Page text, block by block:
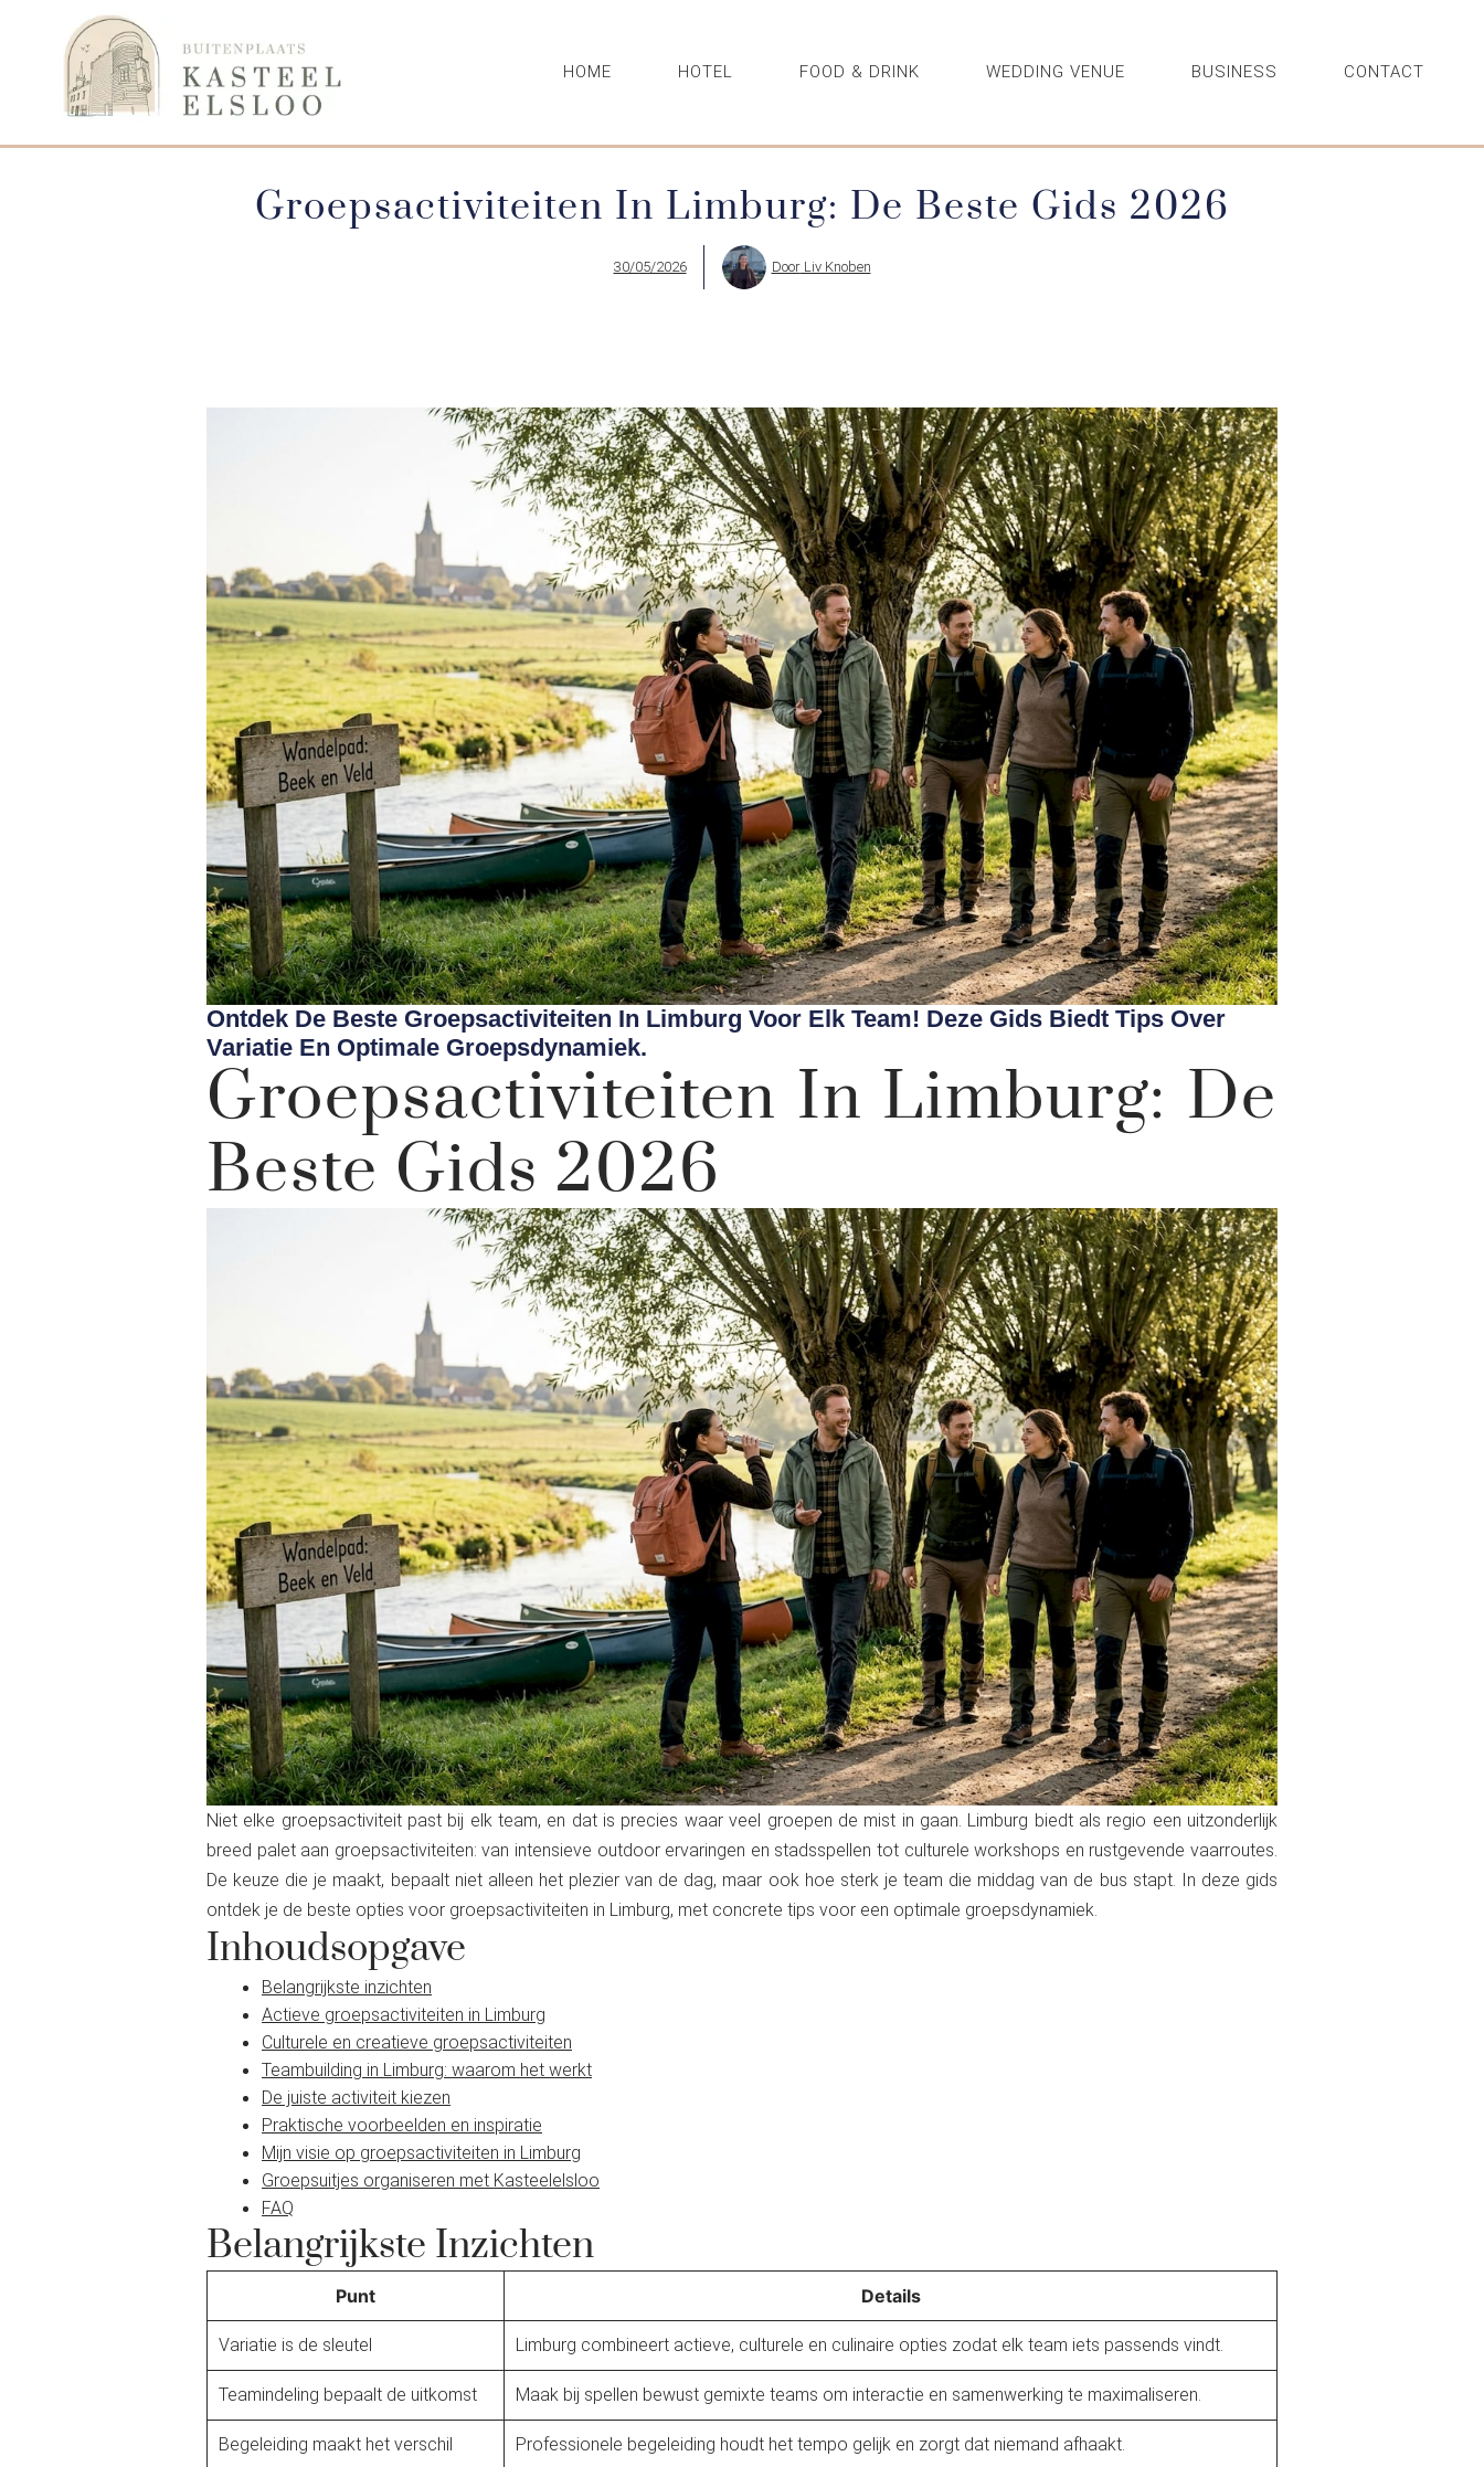
HOME HOTEL FOOD & DRINK WEDDING VENUE BUSINESS CONTACT
Groepsactiviteiten In Limburg: De Beste Gids 2026
30/05/2026 DoorLiv Knoben
Ontdek De Beste Groepsactiviteiten In Limburg Voor Elk Team! Deze Gids Biedt Tips Over
Variatie En Optimale Groepsdynamiek.
Groepsactiviteiten In Limburg: De
Beste Gids 2026
Niet elke groepsactiviteit past bij elk team, en dat is precies waar veel groepen de mist in gaan. Limburg biedt als regio een uitzonderlijk
breed palet aan groepsactiviteiten: van intensieve outdoor ervaringen en stadsspellen tot culturele workshops en rustgevende vaarroutes.
De keuze die je maakt, bepaalt niet alleen het plezier van de dag, maar ook hoe sterk je team die middag van de bus stapt. In deze gids
ontdek je de beste opties voor groepsactiviteiten in Limburg, met concrete tips voor een optimale groepsdynamiek.
Inhoudsopgave
Belangrijkste inzichten
Actieve groepsactiviteiten in Limburg
Culturele en creatieve groepsactiviteiten
Teambuilding in Limburg: waarom het werkt
De juiste activiteit kiezen
Praktische voorbeelden en inspiratie
Mijn visie op groepsactiviteiten in Limburg
Groepsuitjes organiseren met Kasteelelsloo
FAQ
Belangrijkste Inzichten
Punt Details
Variatie is de sleutel Limburg combineert actieve, culturele en culinaire opties zodat elk team iets passends vindt.
Teamindeling bepaalt de uitkomst Maak bij spellen bewust gemixte teams om interactie en samenwerking te maximaliseren.
Begeleiding maakt het verschil Professionele begeleiding houdt het tempo gelijk en zorgt dat niemand afhaakt.